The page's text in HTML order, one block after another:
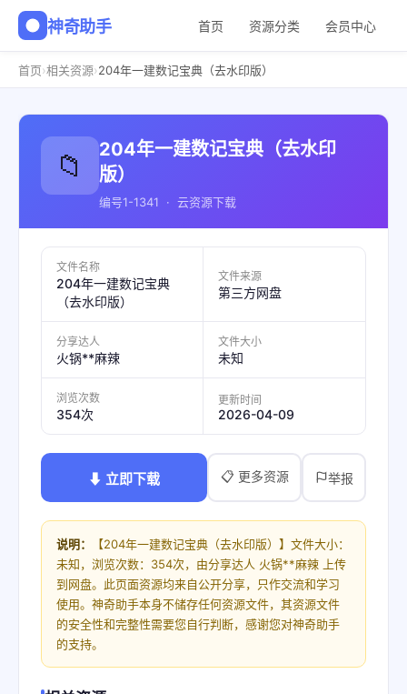
神奇助手 首页 资源分类 会员中心
首页›相关资源›204年一建数记宝典（去水印版）
📁
204年一建数记宝典（去水印
版）
编号1-1341 · 云资源下载
文件名称
204年一建数记宝典
（去水印版）
文件来源
第三方网盘
分享达人
火锅**麻辣
文件大小
未知
浏览次数
354次
更新时间
2026-04-09
⬇ 立即下载 📋 更多资源 举报
说明：
【204年一建数记宝典（去水印版）】文件大小：
未知，浏览次数：354次，由分享达人 火锅**麻辣 上传
到网盘。此页面资源均来自公开分享，只作交流和学习
使用。神奇助手本身不储存任何资源文件，其资源文件
的安全性和完整性需要您自行判断，感谢您对神奇助手
的支持。